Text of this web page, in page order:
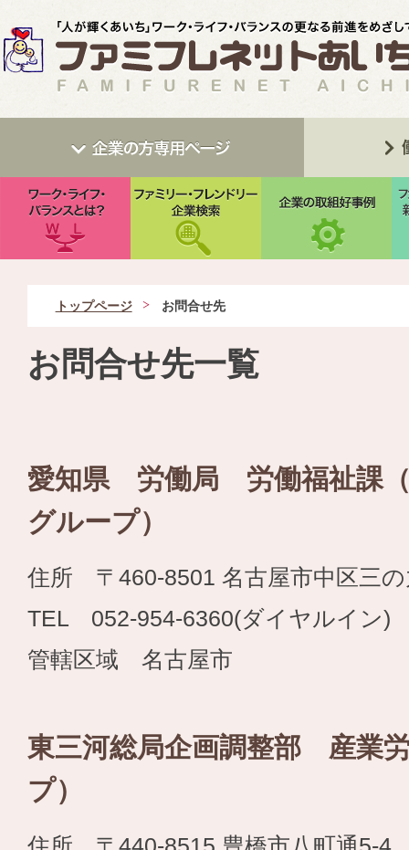
トップページ お問合せ先
お問合せ先一覧
愛知県 労働局 労働福祉課（
グループ）
住所 〒460-8501 名古屋市中区三の
TEL 052-954-6360(ダイヤルイ
管轄区域 名古屋市
東三河総局企画調整部 産業
プ）